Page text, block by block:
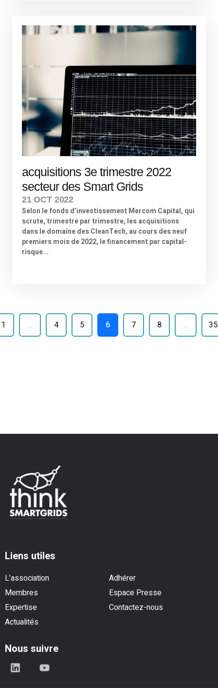
acquisitions 3e trimestre 2022
secteur des Smart Grids
21 OCT 2022
Selon le fonds d’investissement Mercom Capital, qui
scrute, trimestre par trimestre, les acquisitions
dans le domaine des CleanTech, au cours des neuf
premiers mois de 2022, le financement par capital-
risque...
1 … 4 5 6 7 8 … 35
Liens utiles
L’association
Adhérer
Membres
Espace Presse
Expertise
Contactez-nous
Actualités
Nous suivre